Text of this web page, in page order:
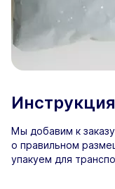
Мы добавим к
о правильном
упакуем для